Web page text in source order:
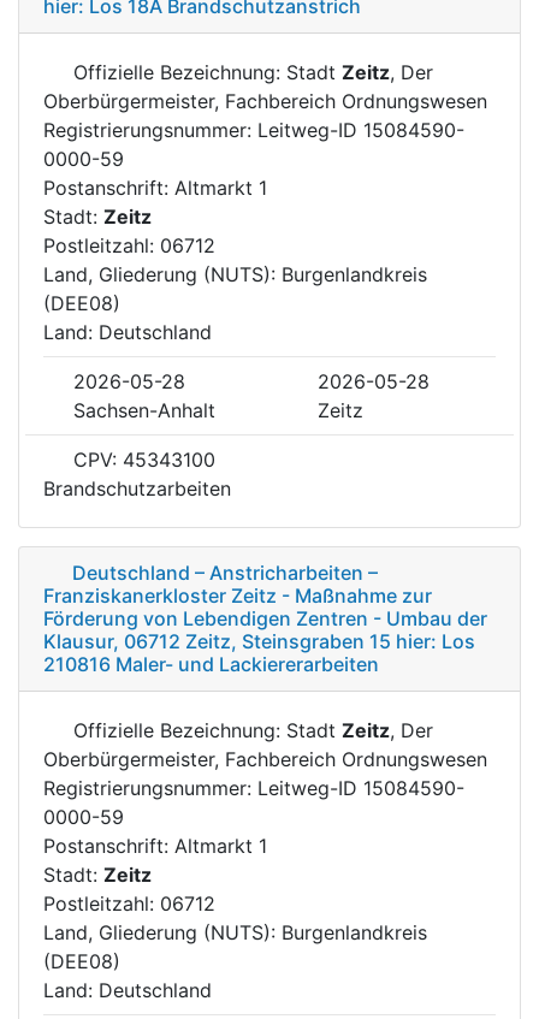
hier: Los 18A Brandschutzanstrich
Offizielle Bezeichnung: Stadt Zeitz, Der
Oberbürgermeister, Fachbereich Ordnungswesen
Registrierungsnummer: Leitweg-ID 15084590-
0000-59
Postanschrift: Altmarkt 1
Stadt: Zeitz
Postleitzahl: 06712
Land, Gliederung (NUTS): Burgenlandkreis
(DEE08)
Land: Deutschland
2026-05-28
2026-05-28
Sachsen-Anhalt
Zeitz
CPV: 45343100
Brandschutzarbeiten
Deutschland – Anstricharbeiten –
Franziskanerkloster Zeitz - Maßnahme zur
Förderung von Lebendigen Zentren - Umbau der
Klausur, 06712 Zeitz, Steinsgraben 15 hier: Los
210816 Maler- und Lackiererarbeiten
Offizielle Bezeichnung: Stadt Zeitz, Der
Oberbürgermeister, Fachbereich Ordnungswesen
Registrierungsnummer: Leitweg-ID 15084590-
0000-59
Postanschrift: Altmarkt 1
Stadt: Zeitz
Postleitzahl: 06712
Land, Gliederung (NUTS): Burgenlandkreis
(DEE08)
Land: Deutschland